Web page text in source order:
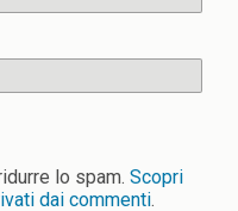
lo spam. Scopri
dai commenti.